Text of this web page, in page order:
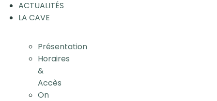
ACTUALITÉS
LA CAVE
Présentation
Horaires
&
Accès
On